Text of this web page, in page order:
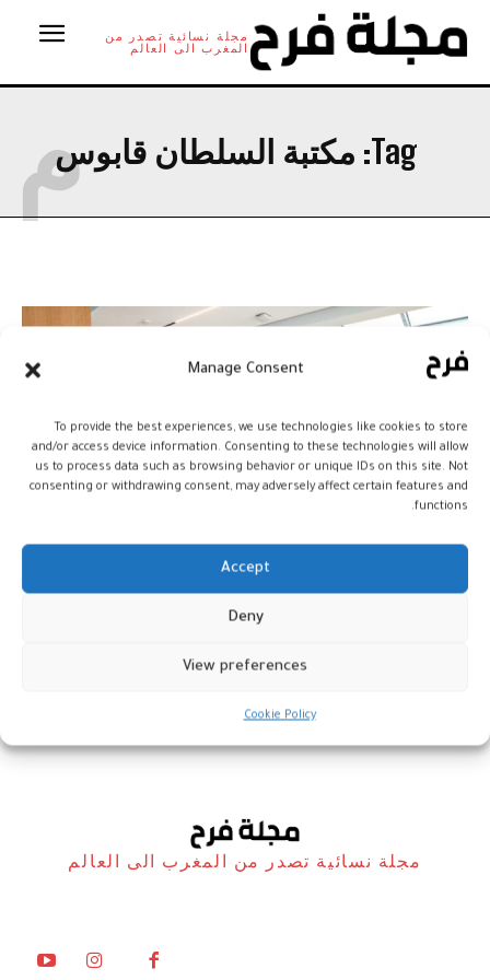
Manage Consent
To provide the best experiences, we use technologies like cookies to store
and/or access device information. Consenting to these technologies will allow
us to process data such as browsing behavior or unique IDs on this site. Not
consenting or withdrawing consent, may adversely affect certain features and
functions.
Accept
Deny
View preferences
Cookie Policy
مجلة نسائية تصدر من
المغرب الى العالم
Tag: مكتبة السلطان قابوسم
الرباط: افتتاح مكتبة السلطان
مجلة نسائية تصدر من المغرب الى العالم